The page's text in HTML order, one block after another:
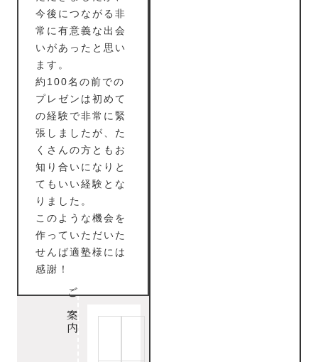
今後につながる非
常に有意義な出会
いがあったと思い
ます。
約100名の前での
プレゼンは初めて
の経験で非常に緊
張しましたが、た
くさんの方ともお
知り合いになりと
てもいい経験とな
りました。
このような機会を
作っていただいた
せんば適塾様には
感謝！
ご案内